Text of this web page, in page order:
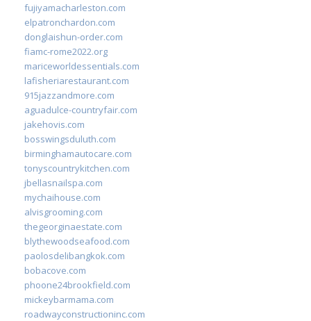
fujiyamacharleston.com
elpatronchardon.com
donglaishun-order.com
fiamc-rome2022.org
mariceworldessentials.com
lafisheriarestaurant.com
915jazzandmore.com
aguadulce-countryfair.com
jakehovis.com
bosswingsduluth.com
birminghamautocare.com
tonyscountrykitchen.com
jbellasnailspa.com
mychaihouse.com
alvisgrooming.com
thegeorginaestate.com
blythewoodseafood.com
paolosdelibangkok.com
bobacove.com
phoone24brookfield.com
mickeybarmama.com
roadwayconstructioninc.com